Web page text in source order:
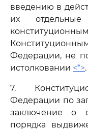
введению в
их
Федерации, не
истолковании <*>.
7.
Федерации по
заключение о
порядка